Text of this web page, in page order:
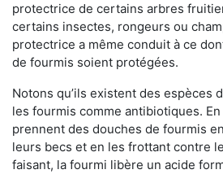
protectrice de certains arbres
certains insectes, rongeurs ou
protectrice a même conduit à ce
de fourmis soient protégées.
Notons qu’ils existent des espèces
les fourmis comme antibiotiques.
prennent des douches de fourmis
leurs becs et en les frottant contre
faisant, la fourmi libère un acide